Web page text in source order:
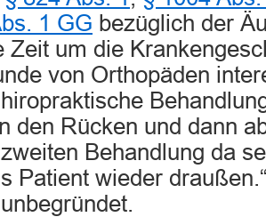
1 GG bezüglich der
Zeit um die
von Orthopäden
den Rücken und dann
Behandlung da
Patient wieder